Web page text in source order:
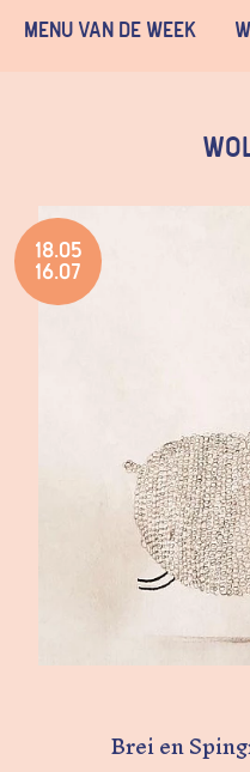
Menu van de week
18.05
16.07
Brei en